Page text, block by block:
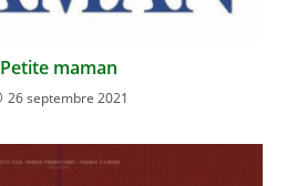
Petite maman
26 septembre 2021